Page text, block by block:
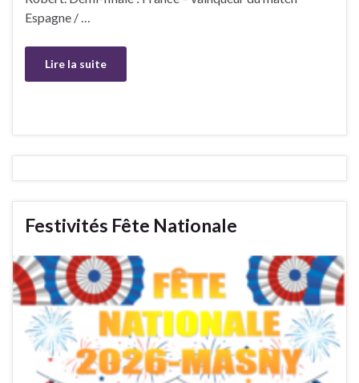
Espagne / …
Lire la suite
Festivités Fête Nationale